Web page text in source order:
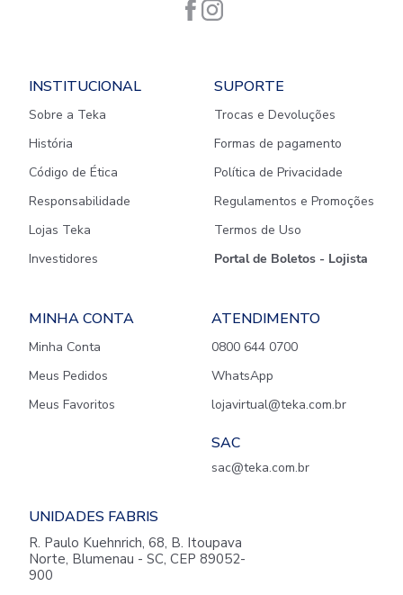
INSTITUCIONAL
Sobre a Teka
História
Código de Ética
Responsabilidade
Lojas Teka
Investidores
SUPORTE
Trocas e Devoluções
Formas de pagamento
Política de Privacidade
Regulamentos e Promoções
Termos de Uso
Portal de Boletos - Lojista
MINHA CONTA
Minha Conta
Meus Pedidos
Meus Favoritos
ATENDIMENTO
0800 644 0700
WhatsApp
lojavirtual@teka.com.br
SAC
sac@teka.com.br
UNIDADES FABRIS
R. Paulo Kuehnrich, 68, B. Itoupava
Norte, Blumenau - SC, CEP 89052-
900